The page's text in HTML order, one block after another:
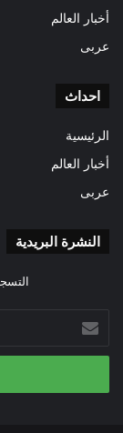
أخبار العالم
عربى
احداث
الرئيسية
أخبار العالم
عربى
النشرة البريدية
بريدك
الإلكتروني